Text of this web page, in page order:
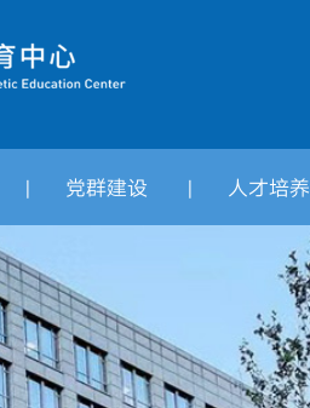
党群建设 人才培养